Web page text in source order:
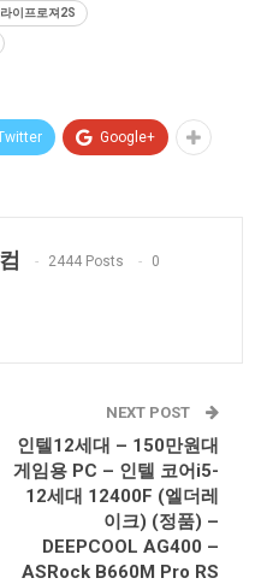
이프로져2S
Google+
2444 Posts 0
NEXT POST
인텔12세대 – 150만원대
게임용 PC – 인텔 코어i5-
12세대 12400F (엘더레
이크) (정품) –
DEEPCOOL AG400 –
ASRock B660M Pro RS